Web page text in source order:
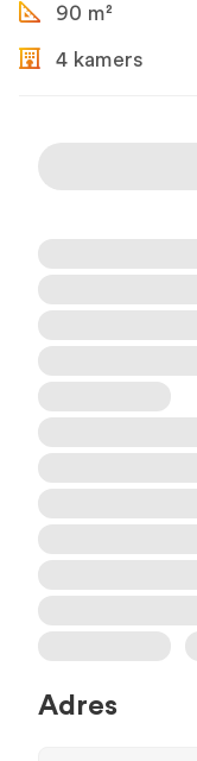
90 m²
4 kamers
Adres